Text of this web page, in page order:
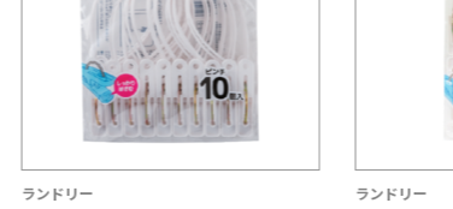
ランドリー ランドリー